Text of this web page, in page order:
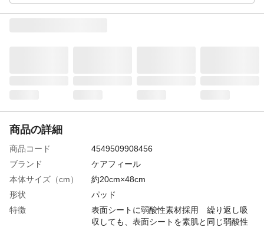
商品の詳細
商品コード
4549509908456
ブランド
ケアフィール
本体サイズ（cm）
約20cm×48cm
形状
パッド
特徴
表面シートに弱酸性素材採用 繰り返し吸
収しても、表面シートを素肌と同じ弱酸性